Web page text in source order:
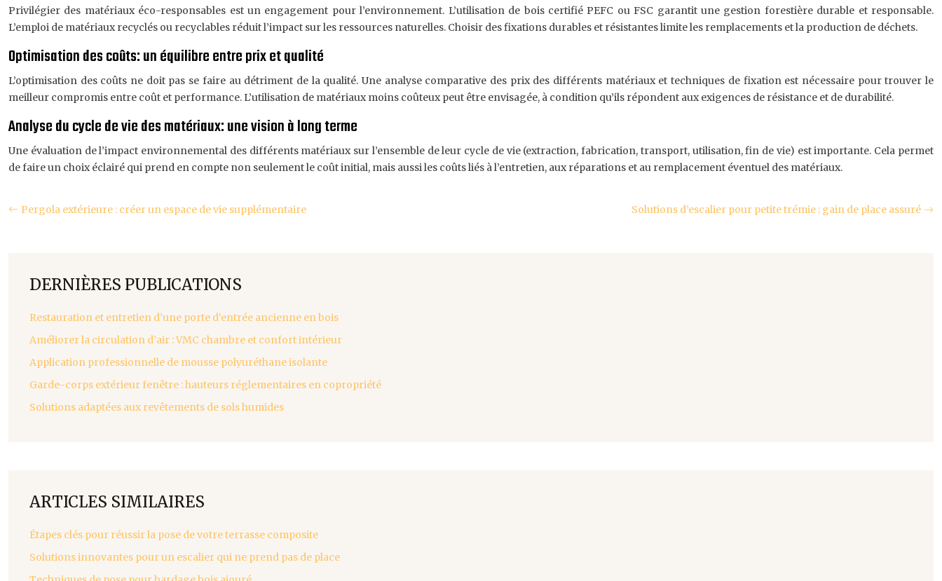
Privilégier des matériaux éco-responsables est un engagement pour l’environnement. L’utilisation de bois certifié PEFC ou FSC garantit une gestion forestière durable et responsable.
L’emploi de matériaux recyclés ou recyclables réduit l’impact sur les ressources naturelles. Choisir des fixations durables et résistantes limite les remplacements et la production de déchets.
Optimisation des coûts: un équilibre entre prix et qualité
L’optimisation des coûts ne doit pas se faire au détriment de la qualité. Une analyse comparative des prix des différents matériaux et techniques de fixation est nécessaire pour trouver le
meilleur compromis entre coût et performance. L’utilisation de matériaux moins coûteux peut être envisagée, à condition qu’ils répondent aux exigences de résistance et de durabilité.
Analyse du cycle de vie des matériaux: une vision à long terme
Une évaluation de l’impact environnemental des différents matériaux sur l’ensemble de leur cycle de vie (extraction, fabrication, transport, utilisation, fin de vie) est importante. Cela permet
de faire un choix éclairé qui prend en compte non seulement le coût initial, mais aussi les coûts liés à l’entretien, aux réparations et au remplacement éventuel des matériaux.
Pergola extérieure : créer un espace de vie supplémentaire Solutions d’escalier pour petite trémie : gain de place assuré
DERNIÈRES PUBLICATIONS
Restauration et entretien d’une porte d’entrée ancienne en bois
Améliorer la circulation d’air : VMC chambre et confort intérieur
Application professionnelle de mousse polyuréthane isolante
Garde-corps extérieur fenêtre : hauteurs réglementaires en copropriété
Solutions adaptées aux revêtements de sols humides
ARTICLES SIMILAIRES
Étapes clés pour réussir la pose de votre terrasse composite
Solutions innovantes pour un escalier qui ne prend pas de place